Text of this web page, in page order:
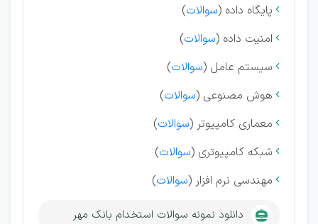
 پایگاه داده (سوالات)
 امنیت داده (سوالات)
 سیستم عامل (سوالات)
 هوش مصنوعی (سوالات)
 معماری کامپیوتر (سوالات)
 شبکه کامپیوتری (سوالات)
 مهندسی نرم افزار (سوالات)
دانلود نمونه سوالات استخدام بانک مهر